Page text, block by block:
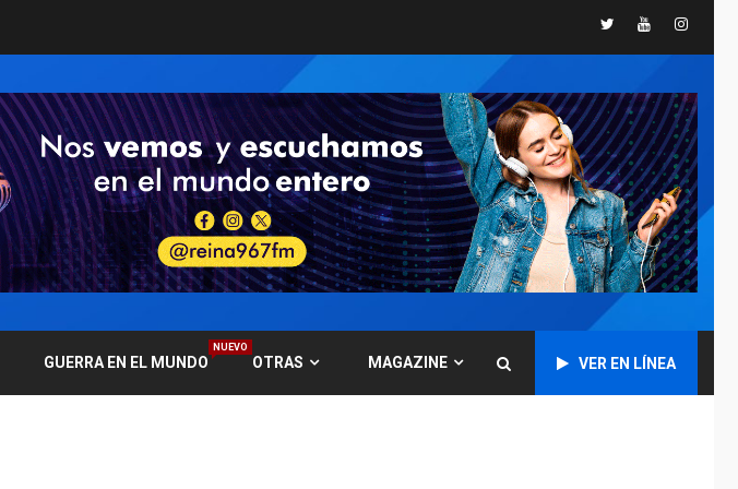
TwitterYoutube
GUERRA EN EL MUNDO
NUEVO
OTRAS MAGAZINE VER EN LÍNEA
1
Instalan carpas
metálicas como
terminales
temporales en
Aeropuerto de
Maiquetía
2
LATINOAMÉRICA Y CARIBE
TITULARES
ÚLTIMA HORA
De la Espriella
asumirá Presidencia
en ceremonia atípica
POLÍTICA
TITULARES
ÚLTIMA HORA